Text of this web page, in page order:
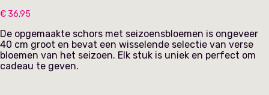
€ 36,95
De opgemaakte schors met seizoensbloemen is ongeveer
40 cm groot en bevat een wisselende selectie van verse
bloemen van het seizoen. Elk stuk is uniek en perfect om
cadeau te geven.